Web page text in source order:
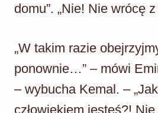
domu”. „Nie! Nie wrócę z
„W takim razie
ponownie…” – mówi
– wybucha Kemal. –
człowiekiem jesteś?!